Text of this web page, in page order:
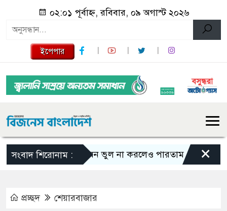
০২:০১ পূর্বাহ্ন, রবিবার, ০৯ অগাস্ট ২০২৬
ইপেপার
সংবাদ শিরোনাম :এমন ভুল না করলেও পারতাম : শাকিব খান
×
প্রচ্ছদ শেয়ারবাজার